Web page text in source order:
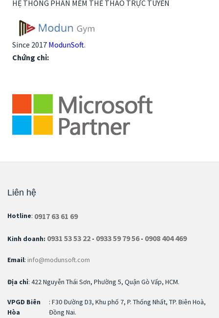
HỆ THỐNG PHẦN MỀM THỂ THAO TRỰC TUYẾN
Since 2017 ModunSoft.
Chứng chỉ:
Liên hệ
Hotline: 0917 63 61 69
Kinh doanh: 0931 53 53 22 - 0933 59 79 56- 0908 404 469
Email: info@modunsoft.com
Địa chỉ: 422 Nguyễn Thái Sơn, Phường 5, Quận Gò Vấp, HCM.
VPGD Biên
Hòa
: F30 Đường D3, Khu phố 7, P. Thống Nhất, TP. Biên Hoà,
Đồng Nai.